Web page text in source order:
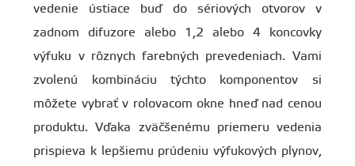
vedenie ústiace buď do sériových otvorov v
zadnom difuzore alebo 1,2 alebo 4 koncovky
výfuku v rôznych farebných prevedeniach. Vami
zvolenú kombináciu týchto komponentov si
môžete vybrať v rolovacom okne hneď nad cenou
produktu. Vďaka zväčšenému priemeru vedenia
prispieva k lepšiemu prúdeniu výfukových plynov,